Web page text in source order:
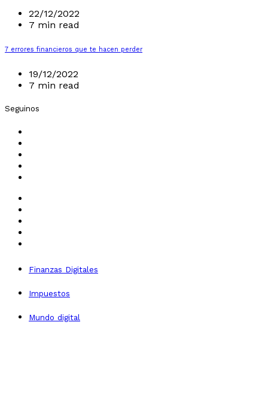
22/12/2022
7 min read
7 errores financieros que te hacen perder
19/12/2022
7 min read
Seguinos
Finanzas Digitales
Impuestos
Mundo digital